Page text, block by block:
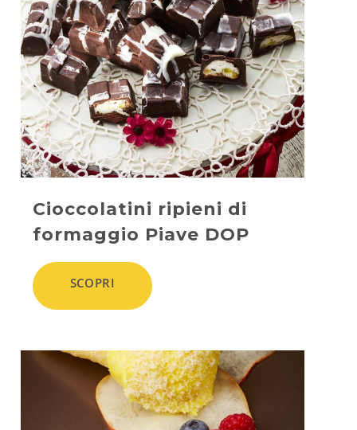
Cioccolatini ripieni di
formaggio Piave DOP
SCOPRI